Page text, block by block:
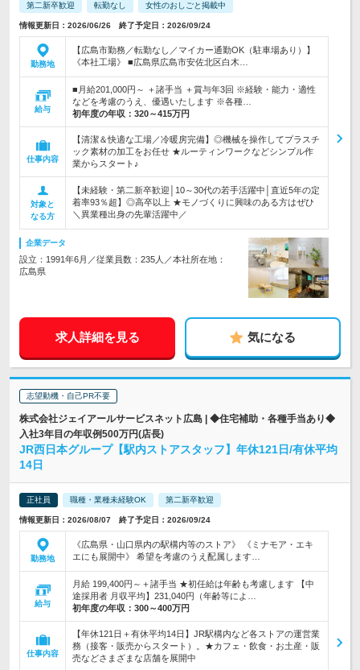
第二新卒歓迎 転勤なし 女性のおしごと掲載中
情報更新日：2026/06/26 終了予定日：2026/09/24
勤務地
【広島市勤務／転勤なし／マイカー通勤OK（駐車場あり）】
《本社工場》 ■広島県広島市安佐北区白木…
給与
■月給201,000円～ ＋諸手当 ＋賞与年3回 ※経験・能力・適性
などを考慮のうえ、優遇いたします ※各種…
初年度の年収： 320～415万円
仕事内容
【清潔＆快適な工場／冷暖房完備】◎機械を操作してプラスチ
ック素材の加工をお任せ ★ルーティンワークなどシンプル作
業からスタート♪
対象と
なる方
【未経験・第二新卒歓迎│10～30代の若手活躍中│直近5年の定
着率93％超】◎高卒以上 ★モノづくりに興味のある方はぜひ
＼異業種出身の先輩活躍中／
企業データ
設立：1991年6月／従業員数：235人／本社所在地：
広島県
求人詳細を見る 気になる
志望動機・自己PR不要
株式会社ジェイアールサービスネット広島 | ◆住宅補助・各種手当あり◆
入社3年目の年収例500万円(店長)
JR西日本グループ【駅内ストアスタッフ】年休121日/有休平均
14日
正社員 職種・業種未経験OK 第二新卒歓迎
情報更新日：2026/08/07 終了予定日：2026/09/24
勤務地
《広島県・山口県内の駅構内等のストア》 《ミナモア・エキ
エにも展開中》 希望を考慮のうえ配属します…
給与
月給 199,400円～＋諸手当 ★初任給は年齢も考慮します 【中
途採用者 月収平均】231,040円（年齢等によ…
初年度の年収： 300～400万円
仕事内容
【年休121日＋有休平均14日】JR駅構内など各ストアの運営業
務（接客・販売からスタート）。★カフェ・飲食・お土産・販
売などさまざまな店舗を展開中